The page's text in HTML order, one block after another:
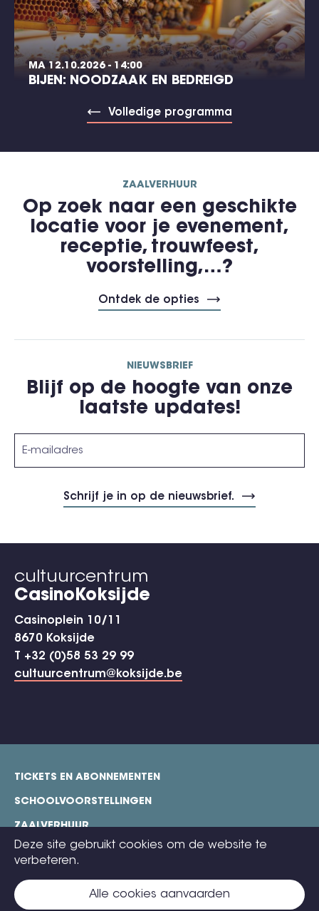
MA 12.10.2026 - 14:00
BIJEN: NOODZAAK EN BEDREIGD
Volledige programma
ZAALVERHUUR
Op zoek naar een geschikte
locatie voor je evenement,
receptie, trouwfeest,
voorstelling,…?
Ontdek de opties
NIEUWSBRIEF
Blijf op de hoogte van onze
laatste updates!
cultuurcentrum
CasinoKoksijde
Casinoplein 10/11
8670 Koksijde
T +32 (0)58 53 29 99
cultuurcentrum@koksijde.be
Deze site gebruikt cookies om de website te
verbeteren.
Alle cookies aanvaarden
footer
TICKETS EN ABONNEMENTEN
SCHOOLVOORSTELLINGEN
ZAALVERHUUR
TECHNISCHE FICHES
CONTACT